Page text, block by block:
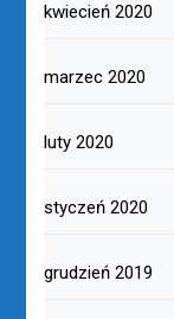
kwiecień 2020
marzec 2020
luty 2020
styczeń 2020
grudzień 2019